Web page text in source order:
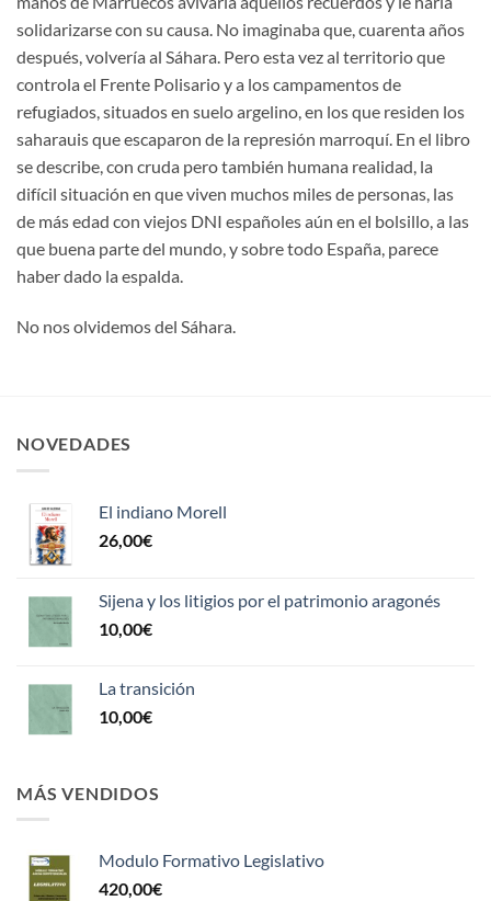
solidarizarse con su causa. No imaginaba que, cuarenta años
después, volvería al Sáhara. Pero esta vez al territorio que
controla el Frente Polisario y a los campamentos de
refugiados, situados en suelo argelino, en los que residen los
saharauis que escaparon de la represión marroquí. En el libro
se describe, con cruda pero también humana realidad, la
difícil situación en que viven muchos miles de personas, las
de más edad con viejos DNI españoles aún en el bolsillo, a las
que buena parte del mundo, y sobre todo España, parece
haber dado la espalda.
No nos olvidemos del Sáhara.
NOVEDADES
El indiano Morell
26,00€
Sijena y los litigios por el patrimonio aragonés
10,00€
La transición
10,00€
MÁS VENDIDOS
Modulo Formativo Legislativo
420,00€